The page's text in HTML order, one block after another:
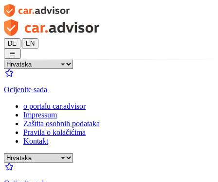
DE | EN
Ocijenite sada
o portalu car.advisor
Impressum
Zaštita osobnih podataka
Pravila o kolačićima
Kontakt